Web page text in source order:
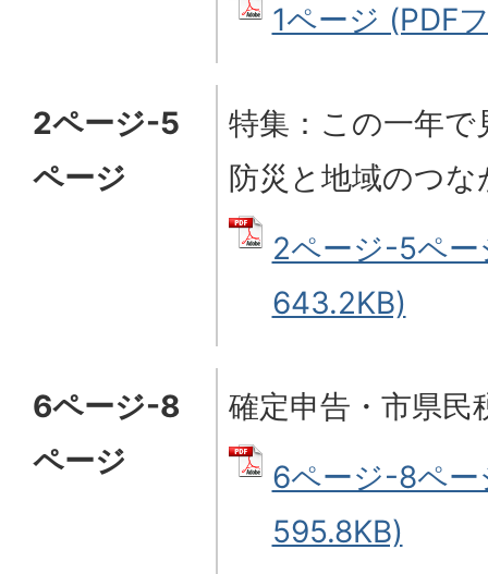
1ページ (PDF
2ページ-5
ページ
特集：この一年
防災と地域のつな
2ページ-5ペー
643.2KB)
6ページ-8
ページ
確定申告・市県民
6ページ-8ペー
595.8KB)